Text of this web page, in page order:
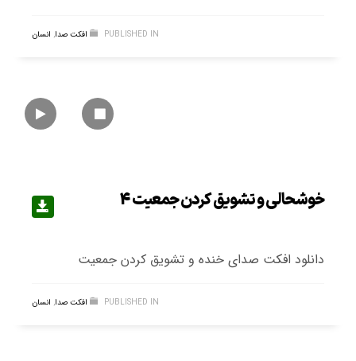
PUBLISHED IN افکت صدا, انسان
خوشحالی و تشویق کردن جمعیت 4
دانلود افکت صدای خنده و تشویق کردن جمعیت
PUBLISHED IN افکت صدا, انسان